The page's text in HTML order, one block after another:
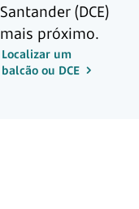
Santander (DCE)
mais próximo.
Localizar um
balcão ou DCE